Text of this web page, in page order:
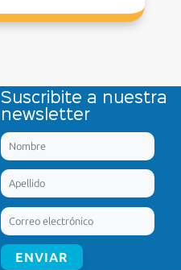
Suscribite a nuestra
newsletter